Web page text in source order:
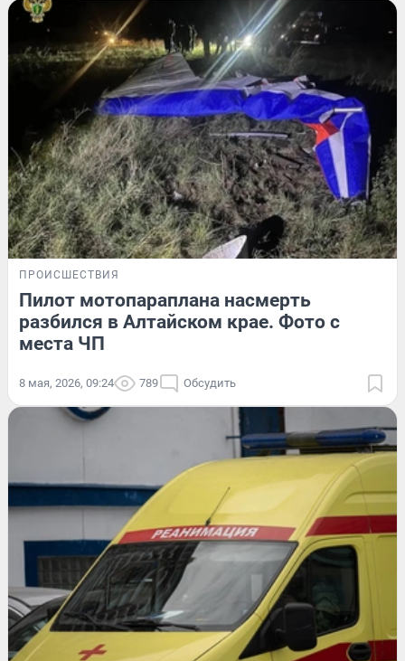
ПРОИСШЕСТВИЯ
Пилот мотопараплана насмерть
разбился в Алтайском крае. Фото с
места ЧП
8 мая, 2026, 09:24 789 Обсудить